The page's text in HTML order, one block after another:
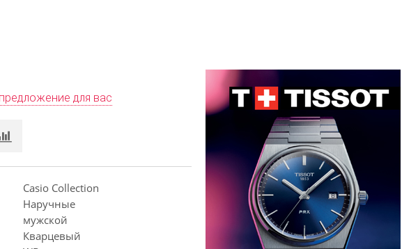
для вас
Casio Collection
Наручные
мужской
Кварцевый